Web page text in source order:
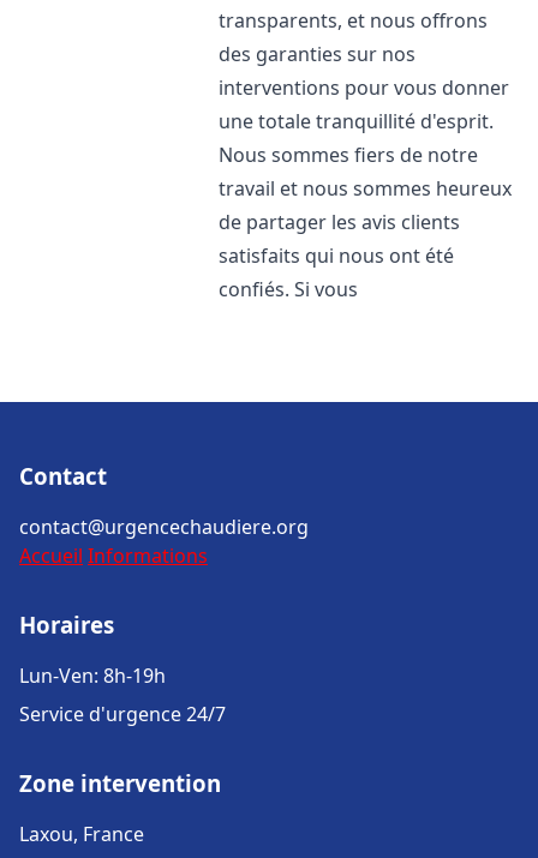
transparents, et nous offrons
des garanties sur nos
interventions pour vous donner
une totale tranquillité d'esprit.
Nous sommes fiers de notre
travail et nous sommes heureux
de partager les avis clients
satisfaits qui nous ont été
confiés. Si vous
Contact
contact@urgencechaudiere.org
Accueil Informations
Horaires
Lun-Ven: 8h-19h
Service d'urgence 24/7
Zone intervention
Laxou, France